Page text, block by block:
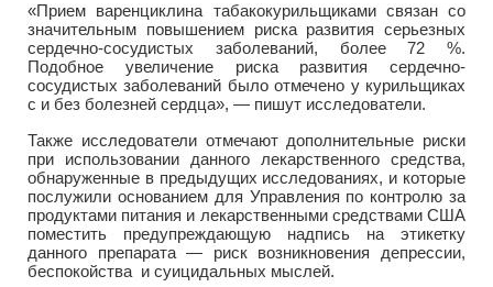
«Прием варенциклина табакокурильщиками связан со
значительным повышением риска развития серьезных
сердечно-сосудистых заболеваний, более 72 %.
Подобное увеличение риска развития сердечно-
сосудистых заболеваний было отмечено у курильщиках
с и без болезней сердца», — пишут исследователи.
Также исследователи отмечают дополнительные риски
при использовании данного лекарственного средства,
обнаруженные в предыдущих исследованиях, и которые
послужили основанием для Управления по контролю за
продуктами питания и лекарственными средствами США
поместить предупреждающую надпись на этикетку
данного препарата — риск возникновения депрессии,
беспокойства и суицидальных мыслей.